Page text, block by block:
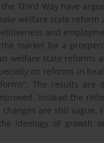
Third Way have
welfare state reform
and
market for a
welfare state reforms
on reforms in
The results are
Instead the
are still vague.
ideology of growth